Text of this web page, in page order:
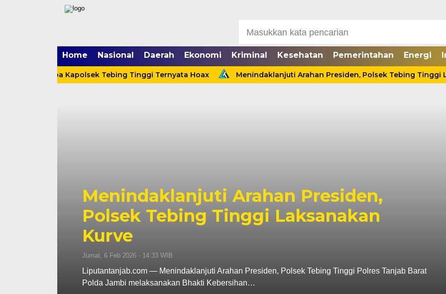
Home Nasional Daerah Ekonomi Kriminal Kesehatan Pemerintahan Energi
Menerpa Kapolsek Tebing Tinggi Ternyata Hoax Menindaklanjuti Arahan Presiden, Polsek Tebing Tinggi
Presiden,
Tebing Tinggi Polres Tanjab Barat
Cinta Ditolak, Seorang Pria
Liputantanjab.com – Tragis seorang Pria inisial RN (25) di Kabupaten
ditemukan tewas…